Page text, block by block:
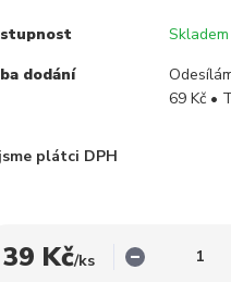
Skladem
dodání
69 Kč •
plátci DPH
39 Kč/ks